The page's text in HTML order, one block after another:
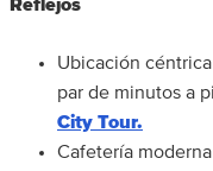
Reflejos
Ubicación
par de minutos a
City Tour.
Cafetería